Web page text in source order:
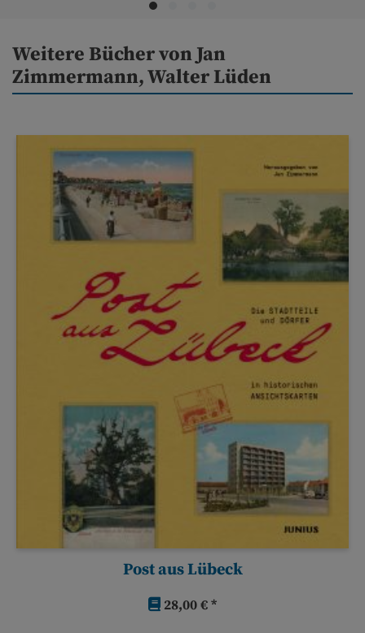
Weitere Bücher von Jan
Zimmermann, Walter Lüden
Post aus Lübeck
28,00 € *